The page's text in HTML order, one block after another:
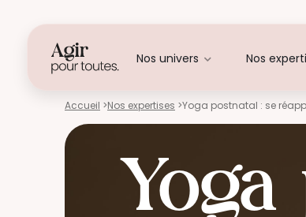
Nos univers Nos
Accueil >Nos expertises >Yoga postnatal : se
Yoga